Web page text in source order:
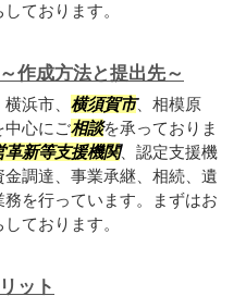
ております。
作成方法と提出先～
浜市、 横須賀市、相模原
中心にご相談を承っておりま
革新等支援機関、認定支援機
調達、事業承継、相続、遺
を行っています。まずはお
ております。
ット